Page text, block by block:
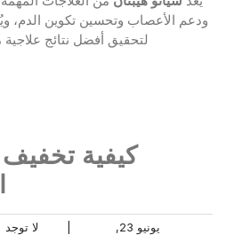
ودعم الأعصاب وتحسين تكوين
لتحقيق أفضل نتائج علاجية
كيفية تخفيف
يونيو 23,
لا توجد